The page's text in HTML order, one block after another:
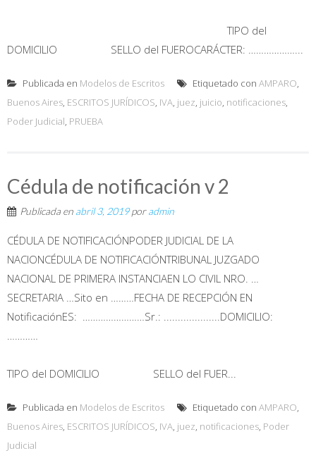
TIPO del
DOMICILIO SELLO del FUEROCARÁCTER: ………………...
Publicada en Modelos de Escritos Etiquetado con AMPARO,
Buenos Aires, ESCRITOS JURÍDICOS, IVA, juez, juicio, notificaciones,
Poder Judicial, PRUEBA
Cédula de notificación v 2
Publicada en abril 3, 2019poradmin
CÉDULA DE NOTIFICACIÓNPODER JUDICIAL DE LA
NACIONCÉDULA DE NOTIFICACIÓNTRIBUNAL JUZGADO
NACIONAL DE PRIMERA INSTANCIAEN LO CIVIL NRO. …
SECRETARIA …Sito en ………FECHA DE RECEPCIÓN EN
NotificaciónES: ……………………Sr.: ....................DOMICILIO:
TIPO del DOMICILIO SELLO del FUER...
Publicada en Modelos de Escritos Etiquetado con AMPARO,
Buenos Aires, ESCRITOS JURÍDICOS, IVA, juez, notificaciones, Poder
Judicial